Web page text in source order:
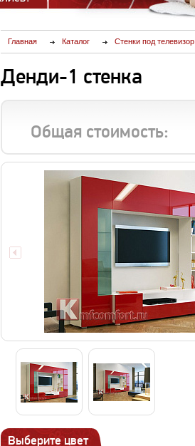
Главная Каталог Стенки под телевизор
Денди-1 стенка
Общая стоимость:
Выберите цвет